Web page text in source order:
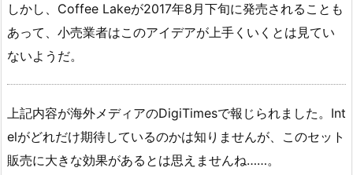
しかし、Coffee Lakeが2017年8月下旬に発売されることも
あって、小売業者はこのアイデアが上手くいくとは見てい
ないようだ。
上記内容が海外メディアのDigiTimesで報じられました。Int
elがどれだけ期待しているのかは知りませんが、このセット
販売に大きな効果があるとは思えませんね……。